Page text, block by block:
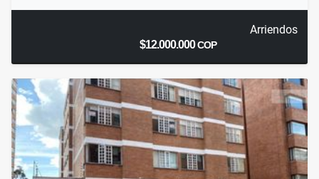
Arriendos
$12.000.000COP